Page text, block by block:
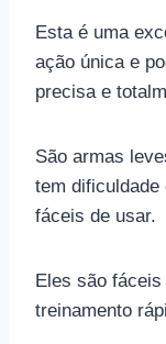
Esta é uma
ação única e
precisa e
São armas
tem
fáceis de usar.
Eles são
treinamento